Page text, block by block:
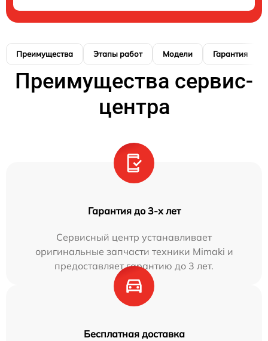
Преимущества Этапы работ Модели Гарантия
Преимущества сервис-
центра
Гарантия до 3-х лет
Сервисный центр устанавливает
оригинальные запчасти техники Mimaki и
предоставляет гарантию до 3 лет.
Бесплатная доставка